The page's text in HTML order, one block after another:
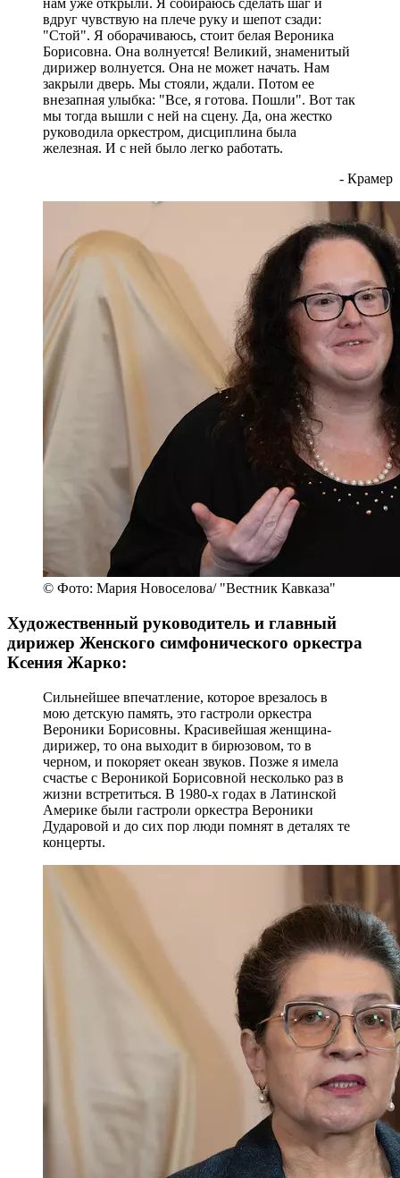
нам уже открыли. Я собираюсь сделать шаг и
вдруг чувствую на плече руку и шепот сзади:
"Стой". Я оборачиваюсь, стоит белая Вероника
Борисовна. Она волнуется! Великий, знаменитый
дирижер волнуется. Она не может начать. Нам
закрыли дверь. Мы стояли, ждали. Потом ее
внезапная улыбка: "Все, я готова. Пошли". Вот так
мы тогда вышли с ней на сцену. Да, она жестко
руководила оркестром, дисциплина была
железная. И с ней было легко работать.
- Крамер
© Фото: Мария Новоселова/ "Вестник Кавказа"
Художественный руководитель и главный
дирижер Женского симфонического оркестра
Ксения Жарко:
Сильнейшее впечатление, которое врезалось в
мою детскую память, это гастроли оркестра
Вероники Борисовны. Красивейшая женщина-
дирижер, то она выходит в бирюзовом, то в
черном, и покоряет океан звуков. Позже я имела
счастье с Вероникой Борисовной несколько раз в
жизни встретиться. В 1980-х годах в Латинской
Америке были гастроли оркестра Вероники
Дударовой и до сих пор люди помнят в деталях те
концерты.